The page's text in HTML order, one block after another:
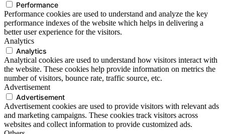
Performance
Performance cookies are used to understand and analyze the key
performance indexes of the website which helps in delivering a
better user experience for the visitors.
Analytics
Analytics
Analytical cookies are used to understand how visitors interact with
the website. These cookies help provide information on metrics the
number of visitors, bounce rate, traffic source, etc.
Advertisement
Advertisement
Advertisement cookies are used to provide visitors with relevant ads
and marketing campaigns. These cookies track visitors across
websites and collect information to provide customized ads.